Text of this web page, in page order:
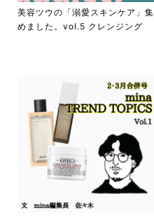
美容ツウの「溺愛スキンケア」集
めました。vol.5 クレンジング